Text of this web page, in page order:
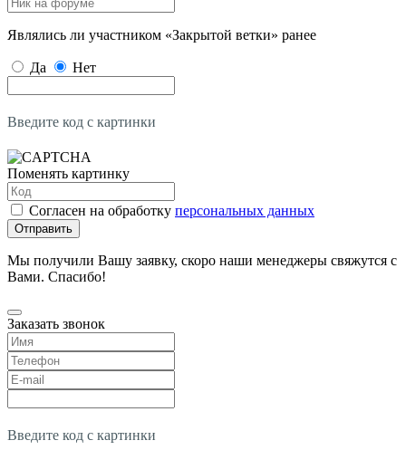
Являлись ли участником «Закрытой ветки» ранее
Да Нет
Введите код с картинки
Поменять картинку
Согласен на обработку персональных данных
Отправить
Мы получили Вашу заявку, скоро наши менеджеры свяжутся с
Вами. Спасибо!
Заказать звонок
Введите код с картинки